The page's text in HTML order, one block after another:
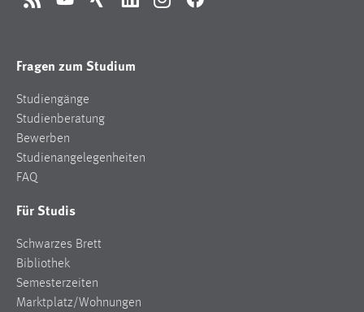
RSS YouTubeXing LinkedInInstagramFacebook
Fragen zum Studium
Studiengänge
Studienberatung
Bewerben
Studienangelegenheiten
FAQ
Für Studis
Schwarzes Brett
Bibliothek
Semesterzeiten
Marktplatz/Wohnungen
Cookie Laufzeit:
MARKETING
Sie tun dies, indem sie Besucher über Websites
Google Ads
Name: